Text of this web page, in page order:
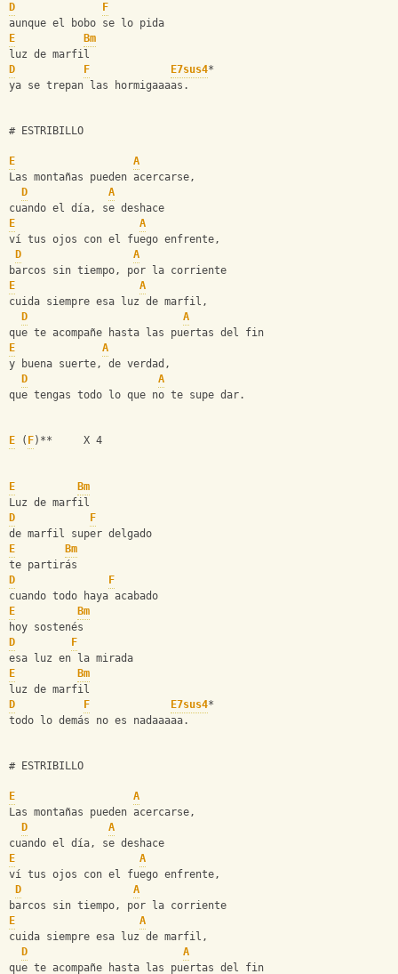
D
F
aunque el bobo se lo pida
E
Bm
luz de marfil
D
F E7sus4*
ya se trepan las hormigaaaas.
# ESTRIBILLO
E
A
Las montañas pueden acercarse,
D
A
cuando el día, se deshace
E
A
ví tus ojos con el fuego enfrente,
D
A
barcos sin tiempo, por la corriente
E
A
cuida siempre esa luz de marfil,
D
A
que te acompañe hasta las puertas del fin
E
A
y buena suerte, de verdad,
D
A
que tengas todo lo que no te supe dar.
E ( F)**     X 4
E
Bm
Luz de marfil
D
F
de marfil super delgado
E
Bm
te partirás
D
F
cuando todo haya acabado
E
Bm
hoy sostenés
D
F
esa luz en la mirada
E
Bm
luz de marfil
D
F E7sus4*
todo lo demás no es nadaaaaa.
# ESTRIBILLO
E
A
Las montañas pueden acercarse,
D
A
cuando el día, se deshace
E
A
ví tus ojos con el fuego enfrente,
D
A
barcos sin tiempo, por la corriente
E
A
cuida siempre esa luz de marfil,
D
A
que te acompañe hasta las puertas del fin